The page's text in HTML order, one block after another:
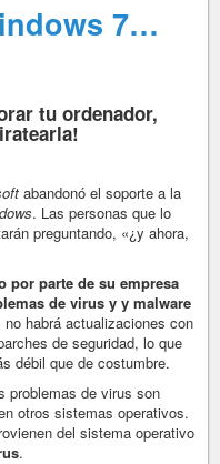
7…
tu ordenador,
abandonó el soporte a la
. Las personas que lo
preguntando, «¿y ahora,
por parte de su empresa
de virus y y malware
habrá actualizaciones con
de seguridad, lo que
débil que de costumbre.
problemas de virus son
otros sistemas operativos.
del sistema operativo
.